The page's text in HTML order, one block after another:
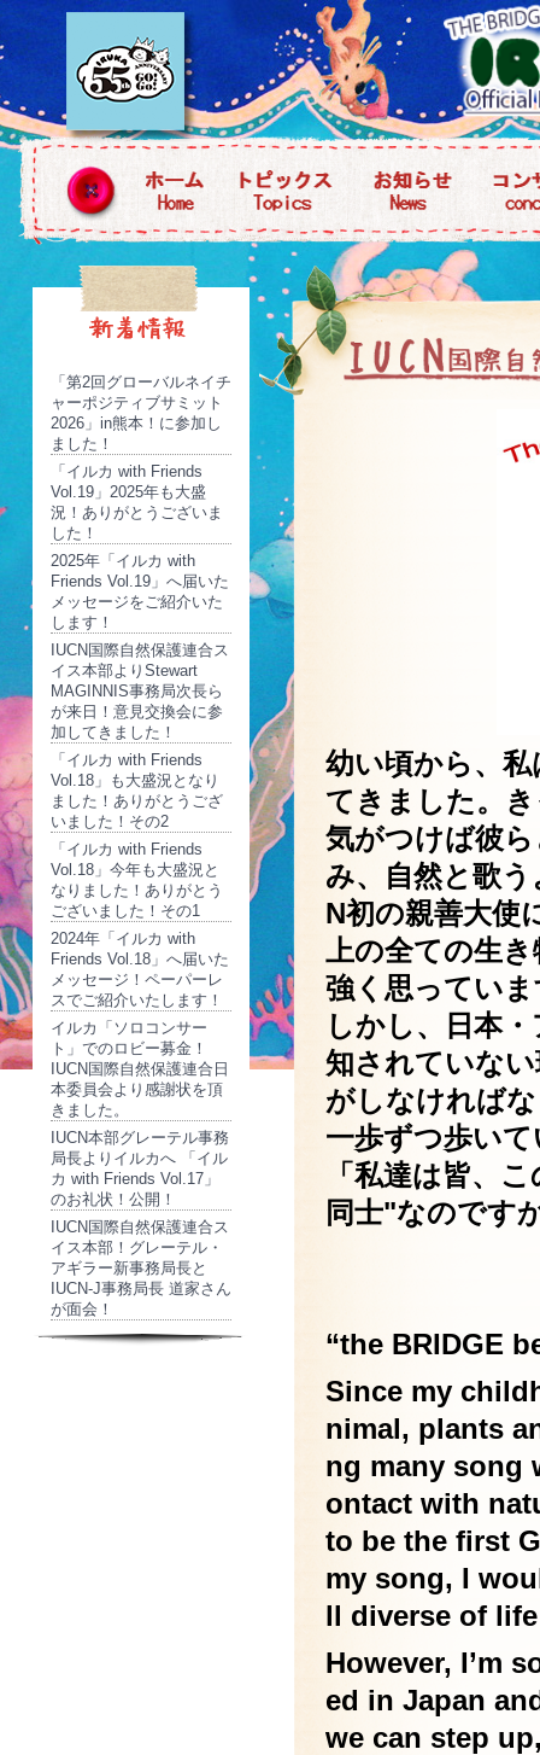
「第2回グローバルネイチ
ャーポジティブサミット
2026」in熊本！に参加し
ました！
「イルカ with Friends
Vol.19」2025年も大盛
況！ありがとうございま
した！
2025年「イルカ with
Friends Vol.19」へ届いた
メッセージをご紹介いた
します！
IUCN国際自然保護連合ス
イス本部よりStewart
MAGINNIS事務局次長ら
が来日！意見交換会に参
加してきました！
「イルカ with Friends
Vol.18」も大盛況となり
ました！ありがとうござ
いました！その2
「イルカ with Friends
Vol.18」今年も大盛況と
なりました！ありがとう
ございました！その1
2024年「イルカ with
Friends Vol.18」へ届いた
メッセージ！ペーパーレ
スでご紹介いたします！
イルカ「ソロコンサー
ト」でのロビー募金！
IUCN国際自然保護連合日
本委員会より感謝状を頂
きました。
IUCN本部グレーテル事務
局長よりイルカへ 「イル
カ with Friends Vol.17」
のお礼状！公開！
IUCN国際自然保護連合ス
イス本部！グレーテル・
アギラー新事務局長と
IUCN-J事務局長 道家さん
が面会！
幼い頃から、
てきました。
気がつけば彼
み、自然と歌
N初の親善大使
上の全ての生
強く思ってい
しかし、日本
知されていな
がしなければ
一歩ずつ歩い
「私達は皆、
同士"なのです
“the BRIDGE
Since my
nimal, plants
ng many song
ontact with
to be the first
my song, I
ll diverse of
However, I’m
ed in Japan
we can step